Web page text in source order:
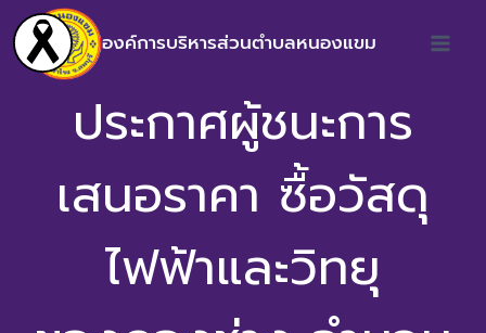
องค์การบริหารส่วนตำบลหนองแขม
ประกาศผู้ชนะการ
เสนอราคา ซื้อวัสดุ
ไฟฟ้าและวิทยุ